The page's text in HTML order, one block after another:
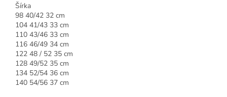
Šírka
98 40/42 32 cm
104 41/43 33 cm
110 43/46 33 cm
116 46/49 34 cm
122 48 / 52 35 cm
128 49/52 35 cm
134 52/54 36 cm
140 54/56 37 cm